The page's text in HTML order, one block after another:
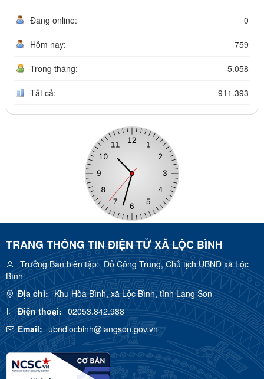
Đang online: 0
Hôm nay: 759
Trong tháng: 5.058
Tất cả: 911.393
TRANG THÔNG TIN ĐIỆN TỬ XÃ LỘC BÌNH
Trưởng Ban biên tập:Đỗ Công Trung, Chủ tịch UBND xã Lộc
Bình
Địa chỉ: Khu Hòa Bình, xã Lộc Bình, tỉnh Lạng Sơn
Điện thoại: 02053.842.988
Email: ubndlocbinh@langson.gov.vn